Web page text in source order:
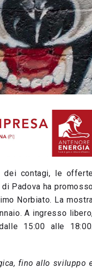
dei contagi, le
Padova ha
Norbiato. La
A ingresso
15:00 alle 18:00.
fino allo sviluppo